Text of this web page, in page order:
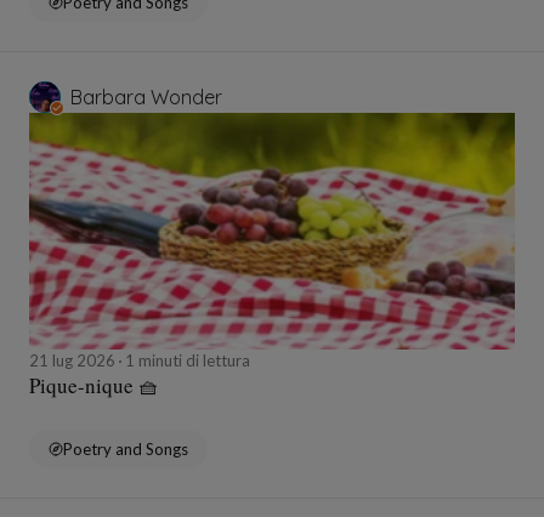
Barbara Wonder
21 lug 2026 1 minuti di lettura
Pique-nique 🧺
Poetry and Songs